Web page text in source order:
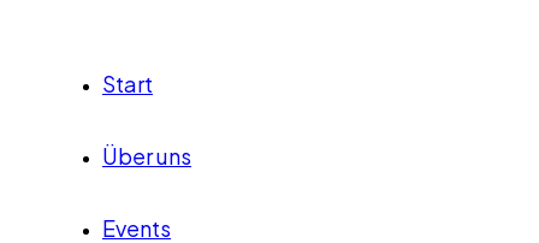
Start
Über uns
Events